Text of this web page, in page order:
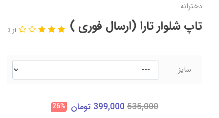
دخترانه
تاپ شلوار تارا (ارسال فوری ) از 3
سایز
535,000
399,000 تومان 26%